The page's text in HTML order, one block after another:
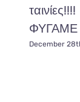
ταινίες!!!!
ΦΥΓΑΜΕ
December